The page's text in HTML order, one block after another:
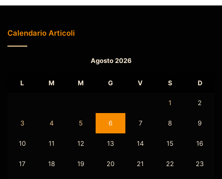
Calendario Articoli
Agosto 2026
L M M G V S D
1 2
3 4 5 6 7 8 9
10 11 12 13 14 15 16
17 18 19 20 21 22 23